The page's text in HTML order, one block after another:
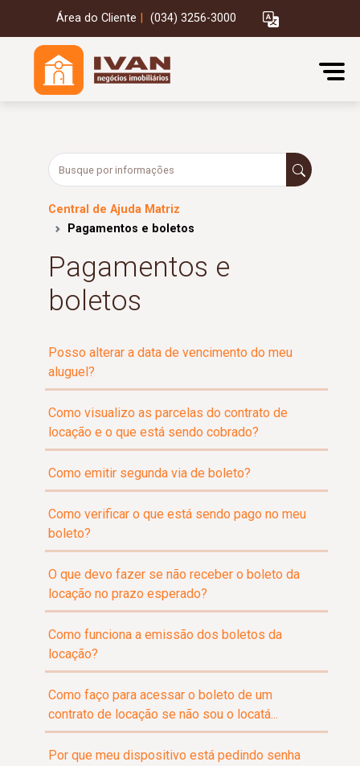
Área do Cliente (034) 3256-3000
Central de Ajuda Matriz
Pagamentos e boletos
Pagamentos e
boletos
Posso alterar a data de vencimento do meu
aluguel?
Como visualizo as parcelas do contrato de
locação e o que está sendo cobrado?
Como emitir segunda via de boleto?
Como verificar o que está sendo pago no meu
boleto?
O que devo fazer se não receber o boleto da
locação no prazo esperado?
Como funciona a emissão dos boletos da
locação?
Como faço para acessar o boleto de um
contrato de locação se não sou o locatá...
Por que meu dispositivo está pedindo senha